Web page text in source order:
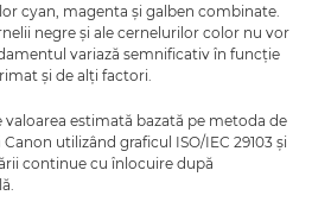
cyan, magenta şi galben combinate.
negre şi ale cernelurilor color nu vor
variază semnificativ în funcţie
şi de alţi factori.
valoarea estimată bazată pe metoda de
utilizând graficul ISO/IEC 29103 şi
continue cu înlocuire după